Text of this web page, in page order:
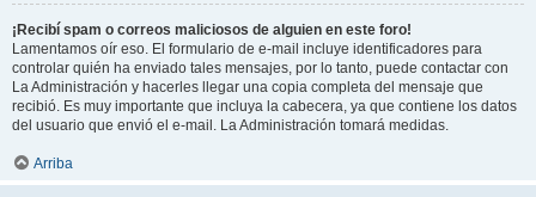
¡Recibí spam o correos maliciosos de alguien en este foro!
Lamentamos oír eso. El formulario de e-mail incluye identificadores para
controlar quién ha enviado tales mensajes, por lo tanto, puede contactar con
La Administración y hacerles llegar una copia completa del mensaje que
recibió. Es muy importante que incluya la cabecera, ya que contiene los datos
del usuario que envió el e-mail. La Administración tomará medidas.
Arriba